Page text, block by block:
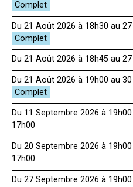
Du 21 Août 2026 à 18h30 au
Du 21 Août 2026 à 18h45 au
Du 21 Août 2026 à 19h00 au
Du 11 Septembre 2026 à
17h00
Du 20 Septembre 2026 à
17h00
Du 27 Septembre 2026 à